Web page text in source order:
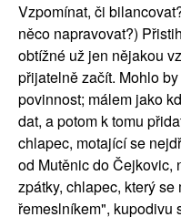
Vzpomínat, či
něco napravovat?)
obtížné už jen nějakou
přijatelně začít. Mohlo
povinnost; málem jako
dat, a potom k tomu
chlapec, motající se
od Mutěnic do Čejkovic,
zpátky, chlapec, který
řemeslníkem", kupodivu